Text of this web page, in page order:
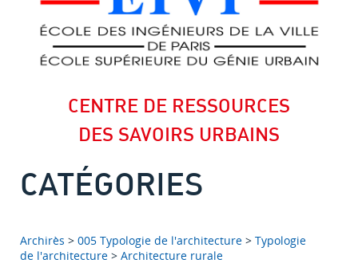
CENTRE DE RESSOURCES
DES SAVOIRS URBAINS
CATÉGORIES
Archirès > 005 Typologie de l'architecture > Typologie
de l'architecture > Architecture rurale